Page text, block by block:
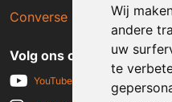
Wij
andere
uw
te
Converse sneakers
Volg ons op social media
YouTube